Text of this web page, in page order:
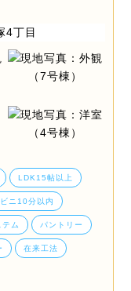
LDK15帖以上
ニ10分以内
ム パントリー
在来工法